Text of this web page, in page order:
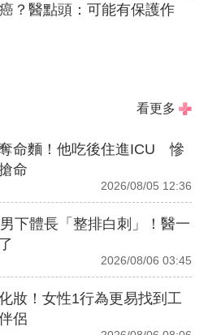
？醫點頭：可能有保護作
看更多
命麵！他吃後住進ICU 慘
命
2026/08/05 12:36
下體長「整排白刺」！醫一
2026/08/06 03:45
妝！女性1行為更易找到工
侶